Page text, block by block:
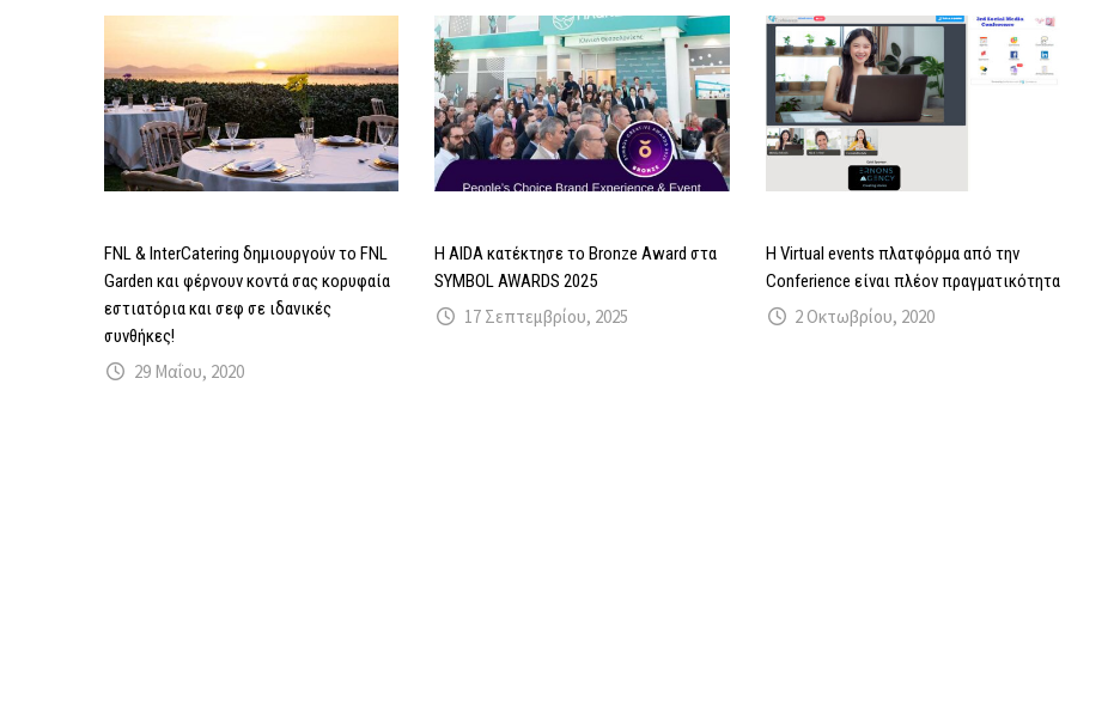
FNL & InterCatering δημιουργούν το FNL
Garden και φέρνουν κοντά σας κορυφαία
εστιατόρια και σεφ σε ιδανικές
συνθήκες!
29 Μαΐου, 2020
Η AIDA κατέκτησε το Bronze Award στα
SYMBOL AWARDS 2025
17 Σεπτεμβρίου, 2025
Η Virtual events πλατφόρμα από την
Conferience είναι πλέον πραγματικότητα
2 Οκτωβρίου, 2020